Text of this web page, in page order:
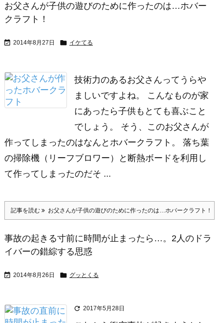
お父さんが子供の遊びのために作ったのは…ホバー
クラフト！
 2014年8月27日  イケてる
技術力のあるお父さんってうらや
ましいですよね。 こんなものが家
にあったら子供もとても喜ぶこと
でしょう。 そう、このお父さんが
作ってしまったのはなんとホバークラフト。 落ち葉
の掃除機（リーフブロワー）と断熱ボードを利用し
て作ってしまったのだそ ...
記事を読む お父さんが子供の遊びのために作ったのは…ホバークラフト！
事故の起きる寸前に時間が止まったら…。2人のドラ
イバーの錯綜する思惑
 2014年8月26日  グッとくる
 2017年5月28日